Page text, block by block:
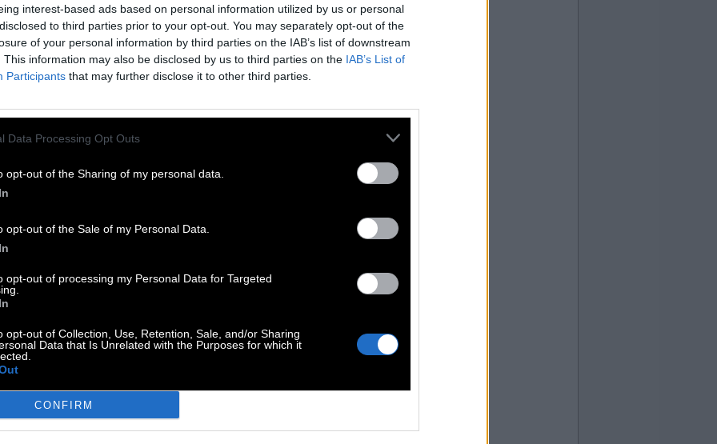
interest-based ads based on personal information utilized by us or personal
to third parties prior to your opt-out. You may separately opt-out of the
of your personal information by third parties on the IAB’s list of downstream
This information may also be disclosed by us to third parties on the IAB’s List of
Participants that may further disclose it to other third parties.
Data Processing Opt Outs
opt-out of the Sharing of my personal data.
opt-out of the Sale of my Personal Data.
opt-out of processing my Personal Data for Targeted
opt-out of Collection, Use, Retention, Sale, and/or Sharing
Data that Is Unrelated with the Purposes for which it
CONFIRM
:
:
Young
Fender: